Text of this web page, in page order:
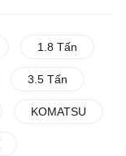
1.8 Tấn
3.5 Tấn
KOMATSU